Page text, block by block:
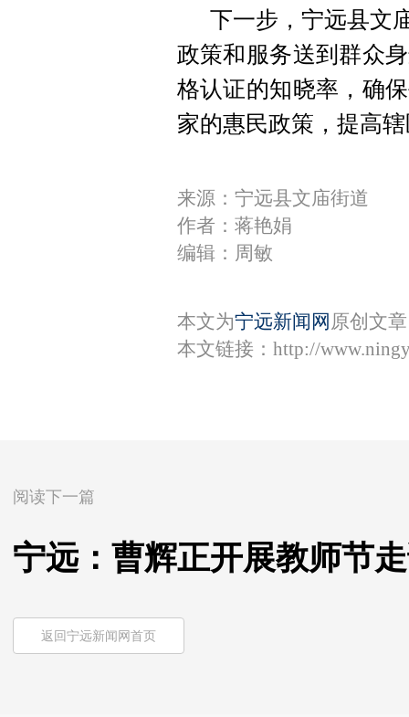
下一步，宁远县文
政策和服务送到群众
格认证的知晓率，确
家的惠民政策，提高
来源：宁远县文庙街道
作者：蒋艳娟
编辑：周敏
本文为宁远新闻网 原创文
本文链接： http://
阅读下一篇
宁远：曹辉正开展教师节
返回宁远新闻网首页